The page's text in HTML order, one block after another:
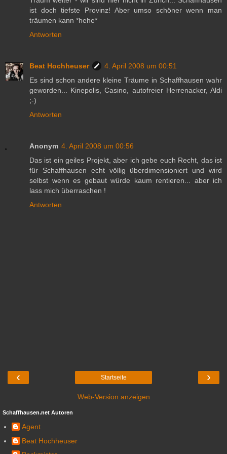
ist doch tiefste Provinz! Aber umso schöner wenn man
träumen kann *hehe*
Antworten
Beat Hochheuser
4. April 2008 um 00:51
Es sind schon andere kleine Träume in Schaffhausen wahr
geworden... Kinepolis, Casino, autofreier Herrenacker, Aldi
;-)
Antworten
Anonym 4. April 2008 um 00:56
Das ist ein geiles Projekt, aber ich gebe euch Recht, das ist
für Schaffhausen echt völlig überdimensioniert und wird
selbst wenn es gebaut würde kaum rentieren... aber ich
lass mich überraschen !
Antworten
‹ ›
Startseite
Web-Version anzeigen
Schaffhausen.net Autoren
Agent
Beat Hochheuser